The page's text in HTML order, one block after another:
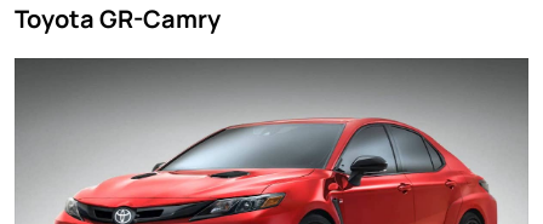
Toyota GR-Camry